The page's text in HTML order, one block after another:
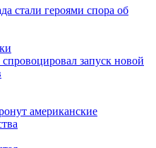
стали героями спора об
запуск новой
американские